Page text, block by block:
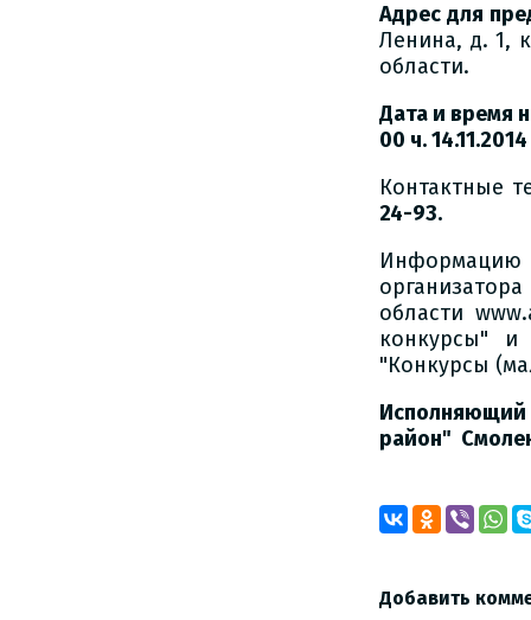
Адрес для
Ленина, д. 1,
области.
Дата и время
00 ч. 14.11.2014
Контактные
24-93.
Информацию
области
конкурсы" и
"Конкурсы
район"
Добавить